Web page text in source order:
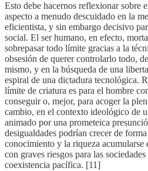
Esto debe hacernos reflexionar sobre
aspecto a menudo descuidado en la
eficientista, y sin embargo decisivo
social. El ser humano, en efecto,
sobrepasar todo límite gracias a la
obsesión de querer controlarlo todo,
mismo, y en la búsqueda de una
espiral de una dictadura tecnológica.
límite de criatura es para el hombre
conseguir o, mejor, para acoger la
cambio, en el contexto ideológico de
animado por una prometeica
desigualdades podrían crecer de
conocimiento y la riqueza acumularse
con graves riesgos para las
coexistencia pacífica. [11]